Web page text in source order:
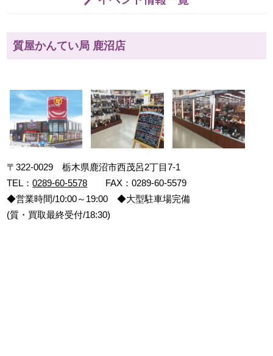
質屋かんてい局 鹿沼店
〒322-0029 栃木県鹿沼市西茂呂2丁目7-1
TEL：0289-60-5578 FAX：0289-60-5579
◆営業時間/10:00～19:00 ◆大型駐車場完備
(質・買取最終受付/18:30)